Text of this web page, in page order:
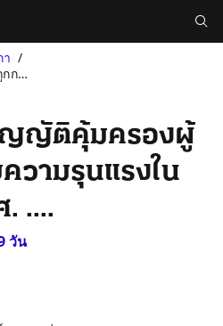
ร่างพระราชบัญญัติคุ้มครองผู้ถูกกระทำด้วยความรุนแรงในครอบครัว พ.ศ...
ญญัติคุ้มครองผู้
วามรุนแรงใน
....
วัน